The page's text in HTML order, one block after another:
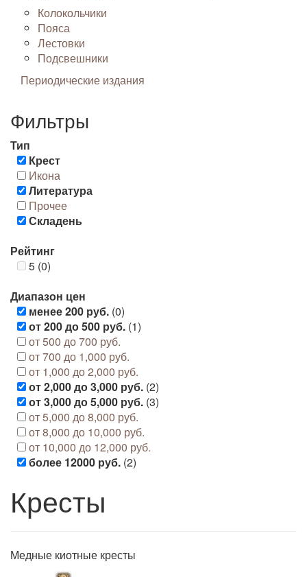
Колокольчики
Пояса
Лестовки
Подсвешники
Периодические издания
Фильтры
Тип
Крест
Икона
Литература
Прочее
Складень
Рейтинг
5 (0)
Диапазон цен
менее 200 руб. (0)
от 200 до 500 руб. (1)
от 500 до 700 руб.
от 700 до 1,000 руб.
от 1,000 до 2,000 руб.
от 2,000 до 3,000 руб. (2)
от 3,000 до 5,000 руб. (3)
от 5,000 до 8,000 руб.
от 8,000 до 10,000 руб.
от 10,000 до 12,000 руб.
более 12000 руб. (2)
Кресты
Медные киотные кресты